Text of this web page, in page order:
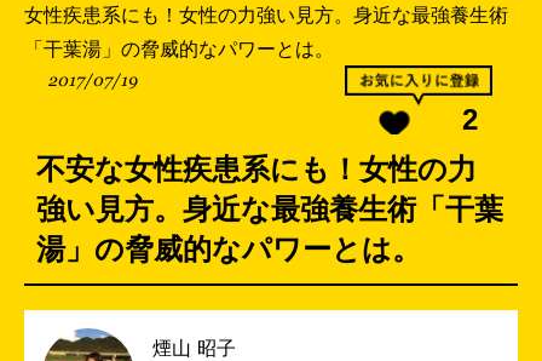
女性疾患系にも！女性の力強い見方。身近な最強養生術
「干葉湯」の脅威的なパワーとは。
2017/07/19
2
不安な女性疾患系にも！女性の力
強い見方。身近な最強養生術「干葉
湯」の脅威的なパワーとは。
煙山 昭子